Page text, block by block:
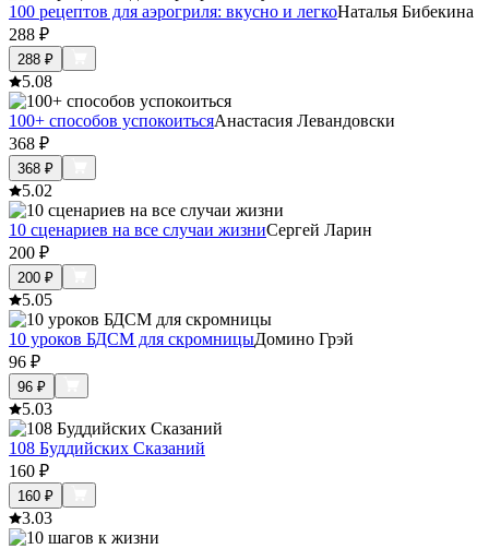
100 рецептов для аэрогриля: вкусно и легкоНаталья Бибекина
288 ₽
288 ₽
5.08
100+ способов успокоитьсяАнастасия Левандовски
368 ₽
368 ₽
5.02
10 сценариев на все случаи жизниСергей Ларин
200 ₽
200 ₽
5.05
10 уроков БДСМ для скромницыДомино Грэй
96 ₽
96 ₽
5.03
108 Буддийских Сказаний
160 ₽
160 ₽
3.03